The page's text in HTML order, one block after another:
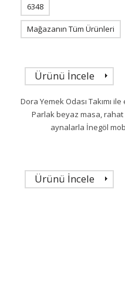
6348
Mağazanın Tüm Ürünleri
Ürünü İncele
Dora Yemek Odası Takımı
Parlak beyaz masa,
aynalarla İnegöl
Ürünü İncele